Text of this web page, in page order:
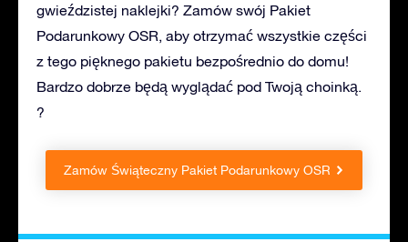
gwieździstej naklejki? Zamów swój Pakiet
Podarunkowy OSR, aby otrzymać wszystkie części
z tego pięknego pakietu bezpośrednio do domu!
Bardzo dobrze będą wyglądać pod Twoją choinką.
?
Zamów Świąteczny Pakiet Podarunkowy OSR